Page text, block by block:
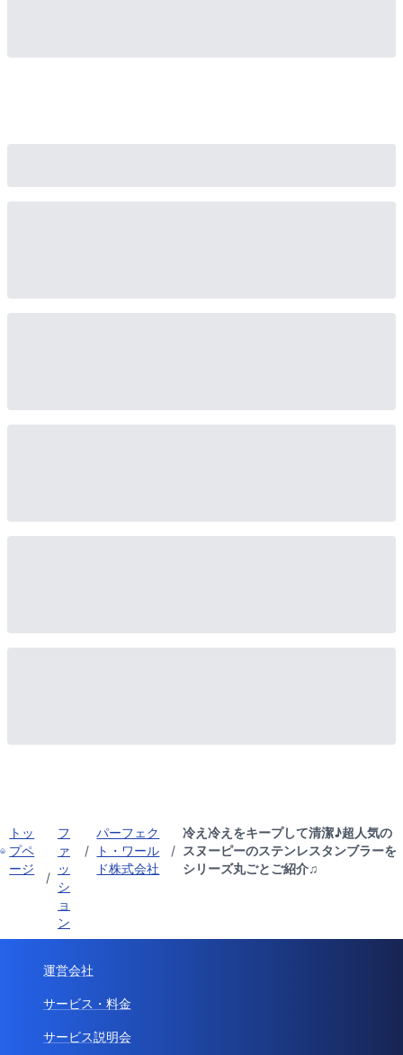
トッ
プペ
ージ
/
フ
ァ
ッ
シ
ョ
ン
/
パーフェク
ト・ワール
ド株式会社
/
冷え冷えをキープして清潔♪超人気の
スヌーピーのステンレスタンブラーを
シリーズ丸ごとご紹介♫
運営会社
サービス・料金
サービス説明会